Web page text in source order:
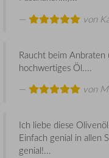
von
Raucht beim
hochwertiges Öl....
von
Ich liebe diese
Einfach genial in allen
genial!...